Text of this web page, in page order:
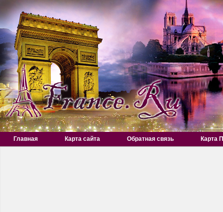
Главная Карта сайта Обратная связь Карта